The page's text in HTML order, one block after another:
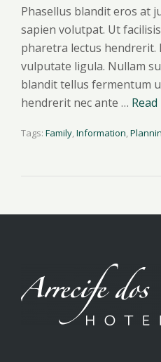
Phasellus blandit eros at
sapien volutpat. Ut
pharetra lectus hendrerit.
vulputate ligula. Nullam
blandit tellus fermentum
hendrerit nec ante …
Tags: Family,Information,